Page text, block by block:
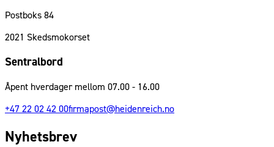
Postboks 84
2021 Skedsmokorset
Sentralbord
Åpent hverdager mellom 07.00 - 16.00
+47 22 02 42 00firmapost@heidenreich.no
Nyhetsbrev